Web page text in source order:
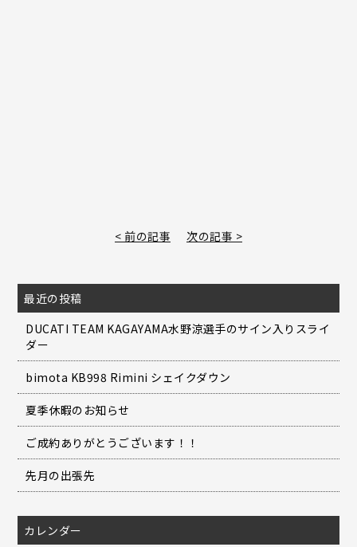
< 前の記事 次の記事 >
最近の投稿
DUCATI TEAM KAGAYAMA水野涼選手のサイン入りスライ
ダー
bimota KB998 Rimini シェイクダウン
夏季休暇のお知らせ
ご成約ありがとうございます！！
先月の出張先
カレンダー